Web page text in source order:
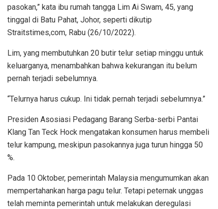
pasokan,” kata ibu rumah tangga Lim Ai Swam, 45, yang
tinggal di Batu Pahat, Johor, seperti dikutip
Straitstimes,com, Rabu (26/10/2022).
Lim, yang membutuhkan 20 butir telur setiap minggu untuk
keluarganya, menambahkan bahwa kekurangan itu belum
pernah terjadi sebelumnya.
“Telurnya harus cukup. Ini tidak pernah terjadi sebelumnya.”
Presiden Asosiasi Pedagang Barang Serba-serbi Pantai
Klang Tan Teck Hock mengatakan konsumen harus membeli
telur kampung, meskipun pasokannya juga turun hingga 50
%.
Pada 10 Oktober, pemerintah Malaysia mengumumkan akan
mempertahankan harga pagu telur. Tetapi peternak unggas
telah meminta pemerintah untuk melakukan deregulasi